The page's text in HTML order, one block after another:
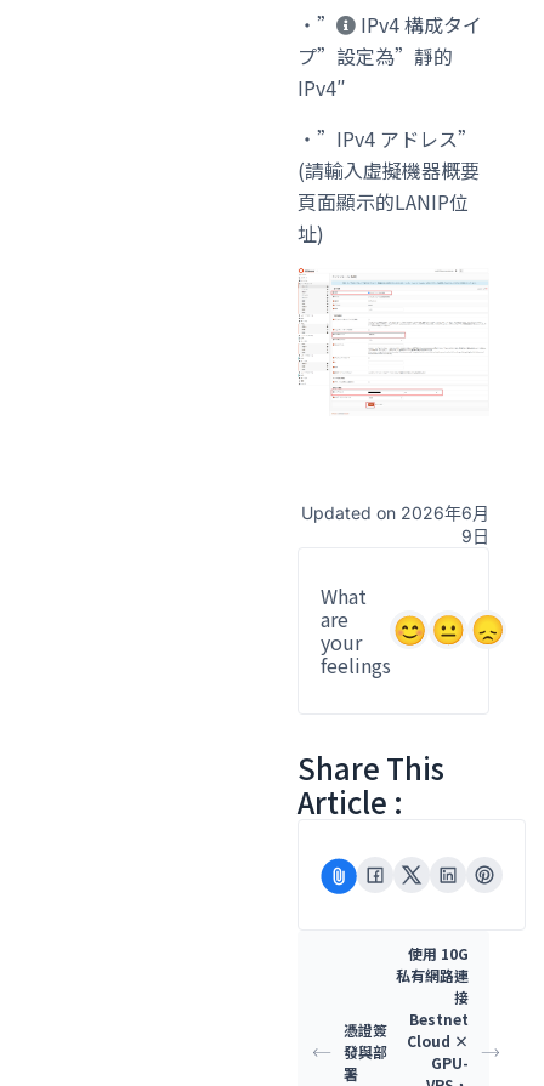
・”
IPv4 構成タイ
プ”設定為”靜的
IPv4″
・”IPv4 アドレス”
(請輸入虛擬機器概要
頁面顯示的LANIP位
址)
Updated on 2026年6月
9日
What
are
your
feelings
Share This
Article :
憑證簽
發與部
署
使用 10G
私有網路連
接
Bestnet
Cloud ×
GPU-